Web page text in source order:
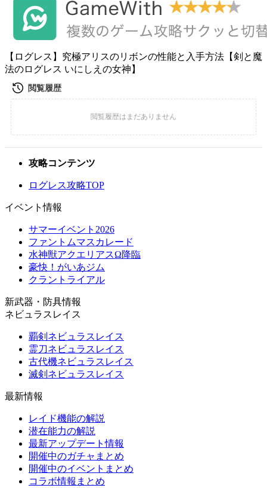
【ログレス】究極アリスのリボンの性能と入手方法【剣と魔
法のログレス いにしえの女神】
攻略コンテンツ
ログレス攻略TOP
イベント情報
サマーイベント2026
ファントムマスカレード
水神獣アクエリアスΩ降臨
豪快！がいあジム
クラントライアル
新武器・防具情報
ネビュラスレイス
覇剣ネビュラスレイス
霊刀ネビュラスレイス
古代機ネビュラスレイス
滅剣ネビュラスレイス
最新情報
レイド機能の解説
潜在能力の解説
最新アップデート情報
開催中のガチャまとめ
開催中のイベントまとめ
コラボ情報まとめ